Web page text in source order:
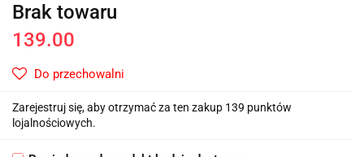
Brak towaru
139.00
Do przechowalni
Zarejestruj się, aby otrzymać za ten zakup 139 punktów
lojalnościowych.